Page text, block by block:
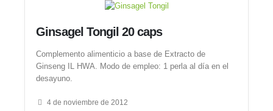
Ginsagel Tongil 20 caps
Complemento alimenticio a base de Extracto de
Ginseng IL HWA. Modo de empleo: 1 perla al día en el
desayuno.
4 de noviembre de 2012